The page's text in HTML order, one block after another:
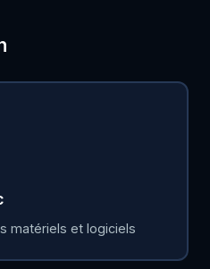
matériels et logiciels